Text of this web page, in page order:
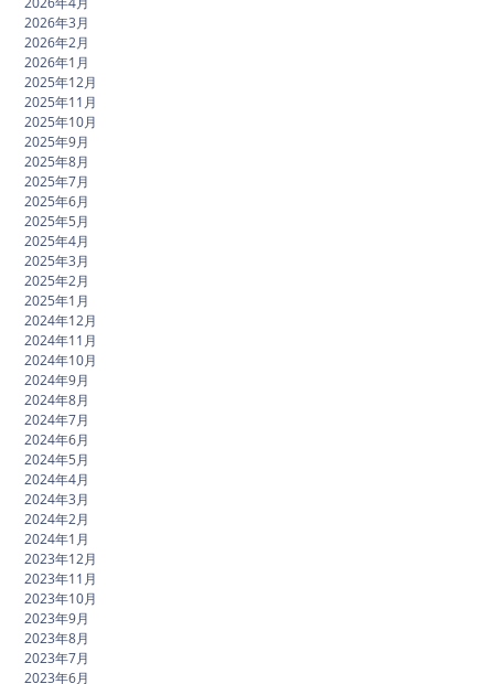
2026年3月
2026年2月
2026年1月
2025年12月
2025年11月
2025年10月
2025年9月
2025年8月
2025年7月
2025年6月
2025年5月
2025年4月
2025年3月
2025年2月
2025年1月
2024年12月
2024年11月
2024年10月
2024年9月
2024年8月
2024年7月
2024年6月
2024年5月
2024年4月
2024年3月
2024年2月
2024年1月
2023年12月
2023年11月
2023年10月
2023年9月
2023年8月
2023年7月
2023年6月